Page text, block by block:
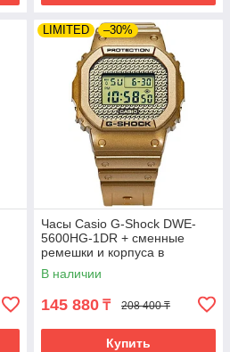
LIMITED –30%
Часы Casio G-Shock DWE-
5600HG-1DR + сменные
ремешки и корпуса в
комплекте. Лимитированная
серия.
В наличии
145 880 ₸ 208 400 ₸
Купить